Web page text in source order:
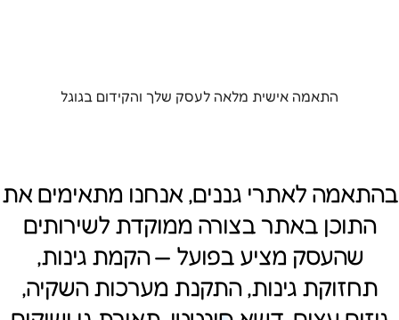
התאמה אישית מלאה לעסק שלך והקידום בגוגל
בהתאמה לאתרי גננים, אנחנו מתאימים את
התוכן באתר בצורה ממוקדת לשירותים
שהעסק מציע בפועל — הקמת גינות,
תחזוקת גינות, התקנת מערכות השקיה,